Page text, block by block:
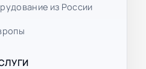
из России